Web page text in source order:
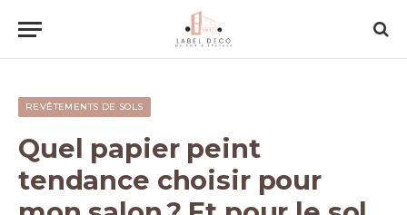
REVÊTEMENTS DE SOLS
Quel papier peint
tendance choisir pour